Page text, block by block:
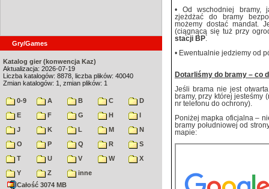
Gry/Games
Katalog gier (konwencja Kaz)
Aktualizacja: 2026-07-19
Liczba katalogów: 8878, liczba plików: 40040
Zmian katalogów: 1, zmian plików: 1
0-9 A B C
D
E
F G H
I
J
K L M
N
O
P Q R
S
T
U V W
X
Y
Z
inne
Całość 3074 MB
• Od wschodniej bramy,
zjeżdżać do bramy
możemy dostać mandat.
(ciągnącą się tuż przy
stacji BP
• Ewentualnie jedziemy od
Dotarliśmy do bramy – co
Jeśli brama nie jest
bramy, przy której jesteśmy
nr telefonu do ochrony).
Poniżej mapka oficjalna –
bramy południowej od
mapie: